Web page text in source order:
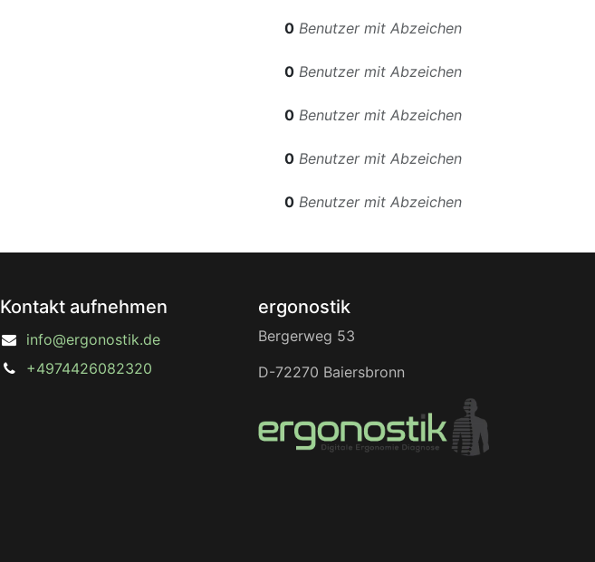
0 Benutzer mit Abzeichen
0 Benutzer mit Abzeichen
0 Benutzer mit Abzeichen
0 Benutzer mit Abzeichen
0 Benutzer mit Abzeichen
Kontakt aufnehmen
info@ergonostik.de
+4974426082320
ergonostik
Bergerweg 53
D-72270 Baiersbronn